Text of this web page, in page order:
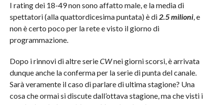
I rating dei 18-49 non sono affatto male, e la media di
spettatori (alla quattordicesima puntata) è di2.5 milioni, e
non è certo poco per la rete e visto il giorno di
programmazione.
Dopo i rinnovi di altre serieCWnei giorni scorsi, è arrivata
dunque anche la conferma per la serie di punta del canale.
Sarà veramente il caso di parlare di ultima stagione? Una
cosa che ormai si discute dall’ottava stagione, ma che visti i